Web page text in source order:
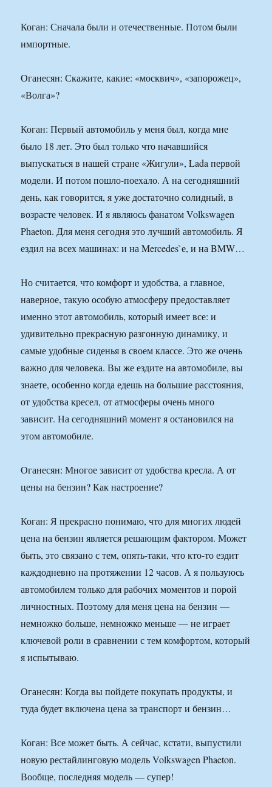
Коган: Сначала были и отечественные. Потом были
импортные.
Оганесян: Скажите, какие: «москвич», «запорожец»,
«Волга»?
Коган: Первый автомобиль у меня был, когда мне
было 18 лет. Это был только что начавшийся
выпускаться в нашей стране «Жигули», Lada первой
модели. И потом пошло-поехало. А на сегодняшний
день, как говорится, я уже достаточно солидный, в
возрасте человек. И я являюсь фанатом Volkswagen
Phaeton. Для меня сегодня это лучший автомобиль. Я
ездил на всех машинах: и на Mercedes`е, и на BMW…
Но считается, что комфорт и удобства, а главное,
наверное, такую особую атмосферу предоставляет
именно этот автомобиль, который имеет все: и
удивительно прекрасную разгонную динамику, и
самые удобные сиденья в своем классе. Это же очень
важно для человека. Вы же ездите на автомобиле, вы
знаете, особенно когда едешь на большие расстояния,
от удобства кресел, от атмосферы очень много
зависит. На сегодняшний момент я остановился на
этом автомобиле.
Оганесян: Многое зависит от удобства кресла. А от
цены на бензин? Как настроение?
Коган: Я прекрасно понимаю, что для многих людей
цена на бензин является решающим фактором. Может
быть, это связано с тем, опять-таки, что кто-то ездит
каждодневно на протяжении 12 часов. А я пользуюсь
автомобилем только для рабочих моментов и порой
личностных. Поэтому для меня цена на бензин —
немножко больше, немножко меньше — не играет
ключевой роли в сравнении с тем комфортом, который
я испытываю.
Оганесян: Когда вы пойдете покупать продукты, и
туда будет включена цена за транспорт и бензин…
Коган: Все может быть. А сейчас, кстати, выпустили
новую рестайлинговую модель Volkswagen Phaeton.
Вообще, последняя модель — супер!